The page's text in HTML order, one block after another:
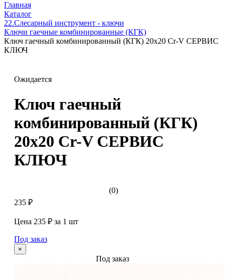
Главная
Каталог
22.Слесарный инструмент - ключи
Ключи гаечные комбинированные (КГК)
Ключ гаечный комбинированный (КГК) 20х20 Cr-V СЕРВИС
КЛЮЧ
Ожидается
Ключ гаечный
комбинированный (КГК)
20х20 Cr-V СЕРВИС
КЛЮЧ
(0)
235 ₽
Цена 235 ₽ за 1 шт
Под заказ
×
Под заказ